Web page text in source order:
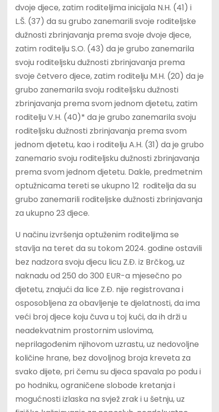
dvoje djece, zatim roditeljima inicijala N.H. (41) i
L.Š. (37) da su grubo zanemarili svoje roditeljske
dužnosti zbrinjavanja prema svoje dvoje djece,
zatim roditelju S.O. (43) da je grubo zanemarila
svoju roditeljsku dužnosti zbrinjavanja prema
svoje četvero djece, zatim roditelju M.H. (20) da je
grubo zanemarila svoju roditeljsku dužnosti
zbrinjavanja prema svom jednom djetetu, zatim
roditelju V.H. (40)* da je grubo zanemarila svoju
roditeljsku dužnosti zbrinjavanja prema svom
jednom djetetu, kao i roditelju A.H. (31) da je grubo
zanemario svoju roditeljsku dužnosti zbrinjavanja
prema svom jednom djetetu. Dakle, predmetnim
optužnicama tereti se ukupno 12 roditelja da su
grubo zanemarili roditeljske dužnosti zbrinjavanja
za ukupno 23 djece.
U načinu izvršenja optuženim roditeljima se
stavlja na teret da su tokom 2024. godine ostavili
bez nadzora svoju djecu licu Z.Đ. iz Brčkog, uz
naknadu od 250 do 300 EUR-a mjesečno po
djetetu, znajući da lice Z.Đ. nije registrovana i
osposobljena za obavljenje te djelatnosti, da ima
veći broj djece koju čuva u toj kući, da ih drži u
neadekvatnim prostornim uslovima,
neprilagođenim njihovom uzrastu, uz nedovoljne
količine hrane, bez dovoljnog broja kreveta za
svako dijete, pri čemu su djeca spavala po podu i
po hodniku, ograničene slobode kretanja i
mogućnosti izlaska na svjež zrak i u šetnju, uz